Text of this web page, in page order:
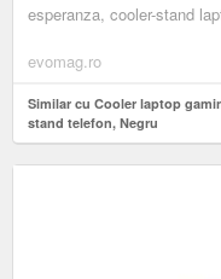
esperanza, cooler-stand
evomag.ro
Similar cu Cooler laptop
stand telefon, Negru